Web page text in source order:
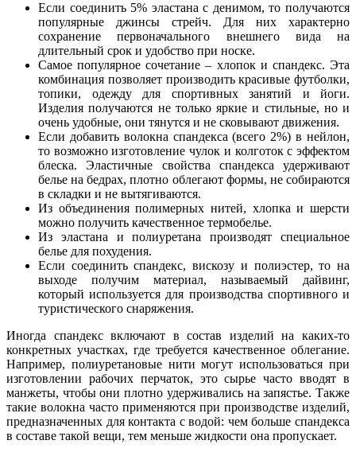
Если соединить 5% эластана с денимом, то получаются
популярные джинсы стрейч. Для них характерно
сохранение первоначального внешнего вида на
длительный срок и удобство при носке.
Самое популярное сочетание – хлопок и спандекс. Эта
комбинация позволяет производить красивые футболки,
топики, одежду для спортивных занятий и йоги.
Изделия получаются не только яркие и стильные, но и
очень удобные, они тянутся и не сковывают движения.
Если добавить волокна спандекса (всего 2%) в нейлон,
то возможно изготовление чулок и колготок с эффектом
блеска. Эластичные свойства спандекса удерживают
белье на бедрах, плотно облегают формы, не собираются
в складки и не вытягиваются.
Из объединения полимерных нитей, хлопка и шерсти
можно получить качественное термобелье.
Из эластана и полиуретана производят специальное
белье для похудения.
Если соединить спандекс, вискозу и полиэстер, то на
выходе получим материал, называемый дайвинг,
который используется для производства спортивного и
туристического снаряжения.
Иногда спандекс включают в состав изделий на каких-то
конкретных участках, где требуется качественное облегание.
Например, полиуретановые нити могут использоваться при
изготовлении рабочих перчаток, это сырье часто вводят в
манжеты, чтобы они плотно удерживались на запястье. Также
такие волокна часто применяются при производстве изделий,
предназначенных для контакта с водой: чем больше спандекса
в составе такой вещи, тем меньше жидкости она пропускает.